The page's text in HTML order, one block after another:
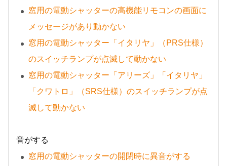
窓用の電動シャッターの高機能リモコンの画面に
メッセージがあり動かない
窓用の電動シャッター「イタリヤ」（PRS仕様）
のスイッチランプが点滅して動かない
窓用の電動シャッター「アリーズ」「イタリヤ」
「クワトロ」（SRS仕様）のスイッチランプが点
滅して動かない
音がする
窓用の電動シャッターの開閉時に異音がする